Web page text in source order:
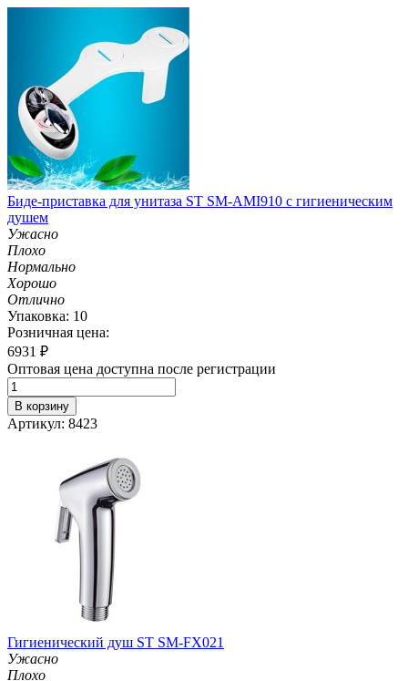
Биде-приставка для унитаза ST SM-AMI910 с гигиеническим
душем
Ужасно
Плохо
Нормально
Хорошо
Отлично
Упаковка: 10
Розничная цена:
6931 ₽
Оптовая цена доступна после регистрации
В корзину
Артикул: 8423
Гигиенический душ ST SM-FX021
Ужасно
Плохо